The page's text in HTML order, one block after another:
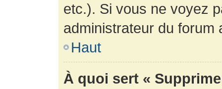
etc.). Si vous ne voyez
administrateur du forum
Haut
À quoi sert «